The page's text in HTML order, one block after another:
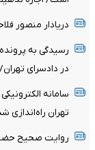
دریادار منصور
در دادسرای تهران/ شناسایی
سامانه
تهران راه‌اندازی
روایت صحیح